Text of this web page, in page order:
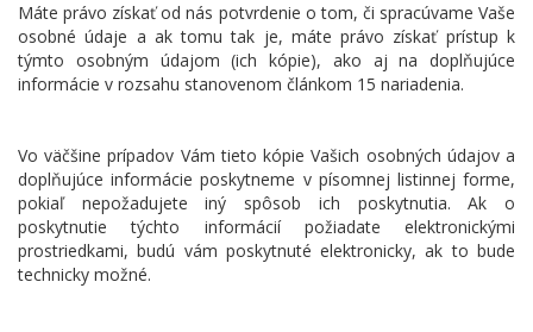
Máte právo získať od nás potvrdenie o tom, či spracúvame Vaše
osobné údaje a ak tomu tak je, máte právo získať prístup k
týmto osobným údajom (ich kópie), ako aj na doplňujúce
informácie v rozsahu stanovenom článkom 15 nariadenia.
Vo väčšine prípadov Vám tieto kópie Vašich osobných údajov a
doplňujúce informácie poskytneme v písomnej listinnej forme,
pokiaľ nepožadujete iný spôsob ich poskytnutia. Ak o
poskytnutie týchto informácií požiadate elektronickými
prostriedkami, budú vám poskytnuté elektronicky, ak to bude
technicky možné.